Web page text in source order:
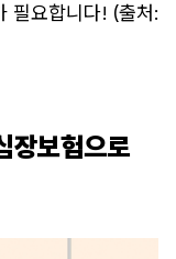
필요합니다! (출처:
장보험으로